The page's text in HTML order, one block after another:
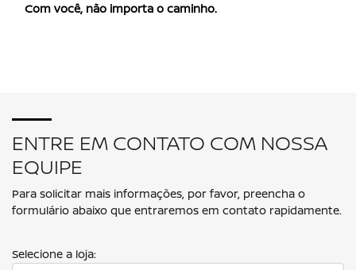
Com você, não importa o caminho.
ENTRE EM CONTATO COM NOSSA
EQUIPE
Para solicitar mais informações, por favor, preencha o
formulário abaixo que entraremos em contato rapidamente.
Selecione a loja: